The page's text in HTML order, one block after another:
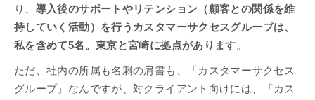
り、 導入後のサポートやリテンション（顧客との関係を維
持していく活動）を行うカスタマーサクセスグループは、
私を含めて5名。東京と宮崎に拠点があります。
ただ、社内の所属も名刺の肩書も、「カスタマーサクセス
グループ」なんですが、対クライアント向けには、「カス